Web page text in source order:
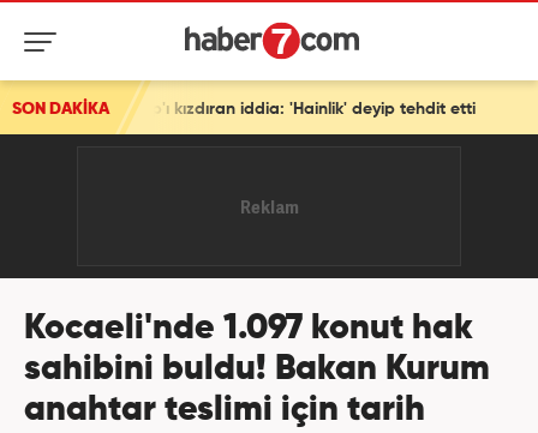
SON DAKİKA
kızdıran iddia: 'Hainlik' deyip tehdit etti
Kocaeli'nde 1.097 konut hak
sahibini buldu! Bakan Kurum
anahtar teslimi için tarih